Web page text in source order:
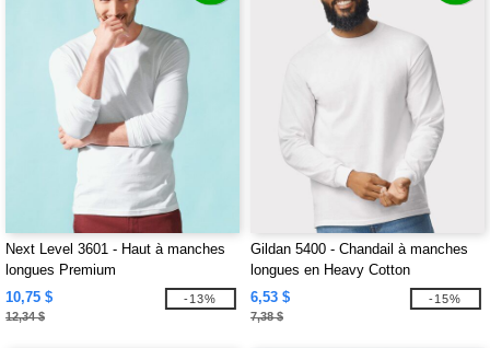
Next Level 3601 - Haut à manches
longues Premium
10,75 $
12,34 $
-13%
Gildan 5400 - Chandail à manches
longues en Heavy Cotton
6,53 $
7,38 $
-15%